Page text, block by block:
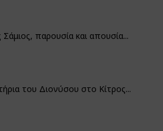
Σάμιος, παρουσία και απουσία...
του Διονύσου στο Κίτρος...